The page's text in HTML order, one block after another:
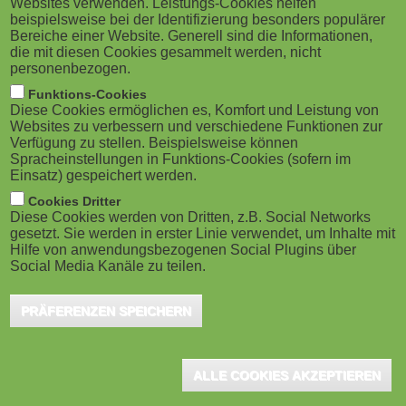
M
o
b
i
l
e
)
Websites verwenden. Leistungs-Cookies helfen
beispielsweise bei der Identifizierung besonders populärer
Bereiche einer Website. Generell sind die Informationen,
die mit diesen Cookies gesammelt werden, nicht
personenbezogen.
Funktions-Cookies
Diese Cookies ermöglichen es, Komfort und Leistung von
Websites zu verbessern und verschiedene Funktionen zur
Verfügung zu stellen. Beispielsweise können
Spracheinstellungen in Funktions-Cookies (sofern im
Einsatz) gespeichert werden.
Cookies Dritter
Diese Cookies werden von Dritten, z.B. Social Networks
gesetzt. Sie werden in erster Linie verwendet, um Inhalte mit
Hilfe von anwendungsbezogenen Social Plugins über
Social Media Kanäle zu teilen.
PRÄFERENZEN SPEICHERN
ALLE COOKIES AKZEPTIEREN